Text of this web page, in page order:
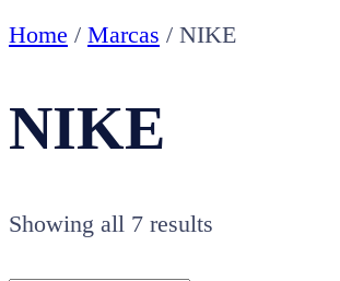
Home / Marcas / NIKE
NIKE
Showing all 7 results